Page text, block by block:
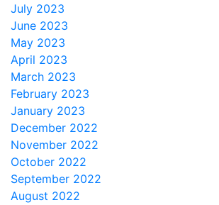
July 2023
June 2023
May 2023
April 2023
March 2023
February 2023
January 2023
December 2022
November 2022
October 2022
September 2022
August 2022